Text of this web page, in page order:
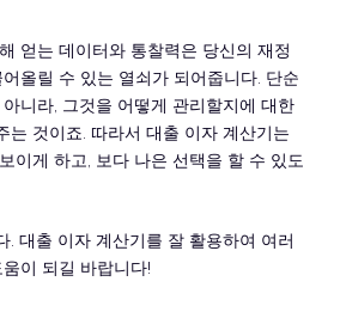
얻는 데이터와 통찰력은 당신의 재정
올릴 수 있는 열쇠가 되어줍니다. 단순
니라, 그것을 어떻게 관리할지에 대한
는 것이죠. 따라서 대출 이자 계산기는
이게 하고, 보다 나은 선택을 할 수 있도
. 대출 이자 계산기를 잘 활용하여 여러
이 되길 바랍니다!